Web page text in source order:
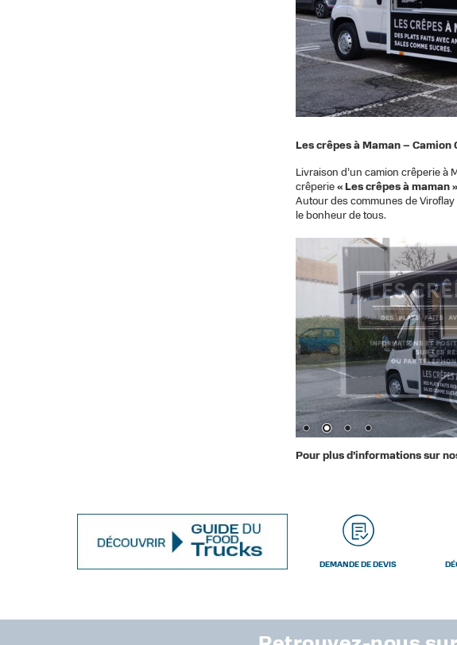
Les crêpes à Maman – Camion
Livraison d’un camion crêperie à
crêperie « Les crêpes à maman »
Autour des communes de
le bonheur de tous.
Pour plus d’informations sur
DEMANDE DE DEVIS